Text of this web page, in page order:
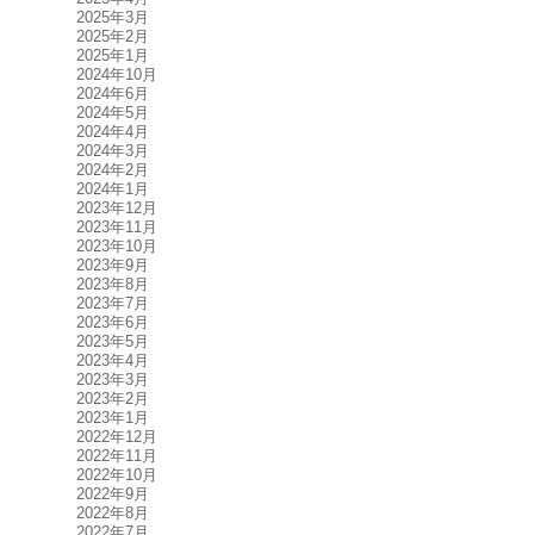
2025年3月
2025年2月
2025年1月
2024年10月
2024年6月
2024年5月
2024年4月
2024年3月
2024年2月
2024年1月
2023年12月
2023年11月
2023年10月
2023年9月
2023年8月
2023年7月
2023年6月
2023年5月
2023年4月
2023年3月
2023年2月
2023年1月
2022年12月
2022年11月
2022年10月
2022年9月
2022年8月